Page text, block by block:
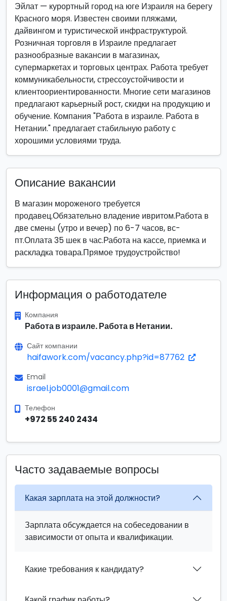
Эйлат — курортный город на юге Израиля на берегу
Красного моря. Известен своими пляжами,
дайвингом и туристической инфраструктурой.
Розничная торговля в Израиле предлагает
разнообразные вакансии в магазинах,
супермаркетах и торговых центрах. Работа требует
коммуникабельности, стрессоустойчивости и
клиентоориентированности. Многие сети магазинов
предлагают карьерный рост, скидки на продукцию и
обучение. Компания "Работа в израиле. Работа в
Нетании." предлагает стабильную работу с
хорошими условиями труда.
Описание вакансии
В магазин мороженого требуется
продавец.Обязательно владение ивритом.Работа в
две смены (утро и вечер) по 6-7 часов, вс-
пт.Оплата 35 шек в час.Работа на кассе, приемка и
раскладка товара.Прямое трудоустройство!
Информация о работодателе
Компания
Работа в израиле. Работа в Нетании.
Сайт компании
haifawork.com/vacancy.php?id=87762
Email
israel.job0001@gmail.com
Телефон
+972 55 240 2434
Часто задаваемые вопросы
Какая зарплата на этой должности?
Зарплата обсуждается на собеседовании в
зависимости от опыта и квалификации.
Какие требования к кандидату?